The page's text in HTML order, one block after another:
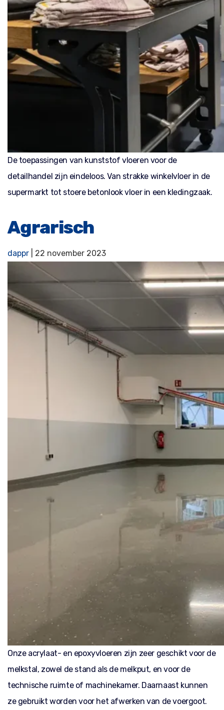
De toepassingen van kunststof vloeren voor de
detailhandel zijn eindeloos. Van strakke winkelvloer in de
supermarkt tot stoere betonlook vloer in een kledingzaak.
Agrarisch
dappr 22 november 2023
Onze acrylaat- en epoxyvloeren zijn zeer geschikt voor de
melkstal, zowel de stand als de melkput, en voor de
technische ruimte of machinekamer. Daarnaast kunnen
ze gebruikt worden voor het afwerken van de voergoot.